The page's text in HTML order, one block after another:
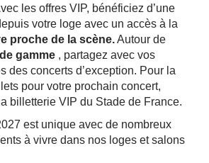
les offres VIP, bénéficiez d’une
votre loge avec un accès à la
proche de la scène.Autour de
gamme , partagez avec vos
des concerts d’exception. Pour la
pour votre prochain concert,
billetterie VIP du Stade de France.
est unique avec de nombreux
à vivre dans nos loges et salons